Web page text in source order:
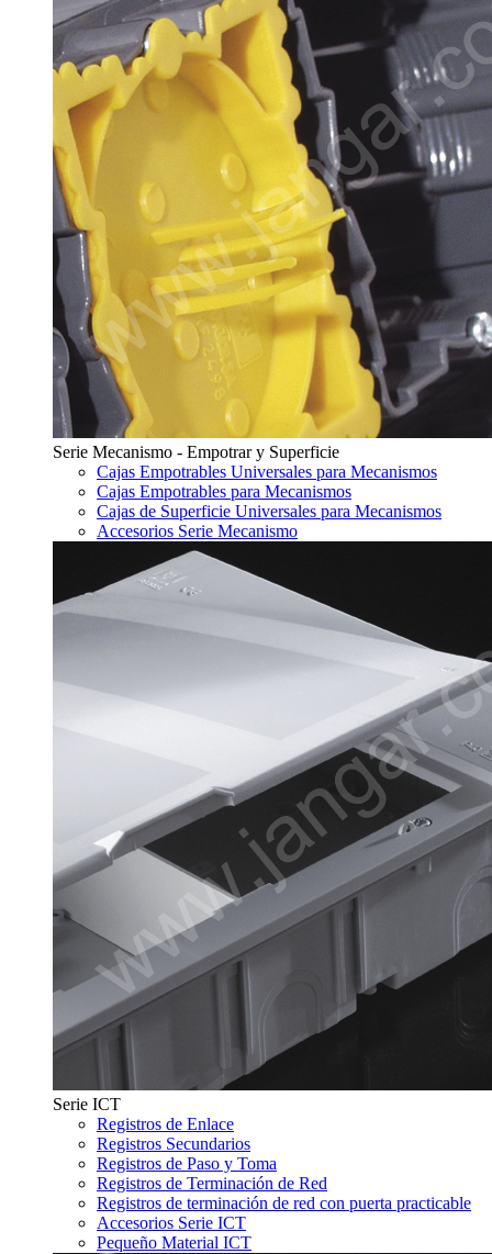
Serie Mecanismo - Empotrar y Superficie
Cajas Empotrables Universales para Mecanismos
Cajas Empotrables para Mecanismos
Cajas de Superficie Universales para Mecanismos
Accesorios Serie Mecanismo
Serie ICT
Registros de Enlace
Registros Secundarios
Registros de Paso y Toma
Registros de Terminación de Red
Registros de terminación de red con puerta practicable
Accesorios Serie ICT
Pequeño Material ICT